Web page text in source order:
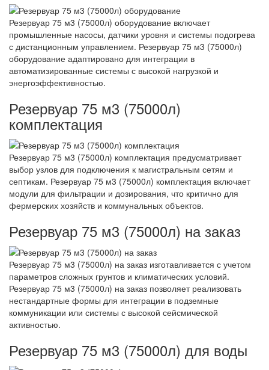
Резервуар 75 м3 (75000л) оборудование включает
промышленные насосы, датчики уровня и системы подогрева
с дистанционным управлением. Резервуар 75 м3 (75000л)
оборудование адаптировано для интеграции в
автоматизированные системы с высокой нагрузкой и
энергоэффективностью.
Резервуар 75 м3 (75000л)
комплектация
Резервуар 75 м3 (75000л) комплектация предусматривает
выбор узлов для подключения к магистральным сетям и
септикам. Резервуар 75 м3 (75000л) комплектация включает
модули для фильтрации и дозирования, что критично для
фермерских хозяйств и коммунальных объектов.
Резервуар 75 м3 (75000л) на заказ
Резервуар 75 м3 (75000л) на заказ изготавливается с учетом
параметров сложных грунтов и климатических условий.
Резервуар 75 м3 (75000л) на заказ позволяет реализовать
нестандартные формы для интеграции в подземные
коммуникации или системы с высокой сейсмической
активностью.
Резервуар 75 м3 (75000л) для воды